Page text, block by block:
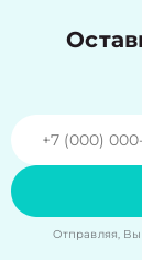
Отправляя, Вы